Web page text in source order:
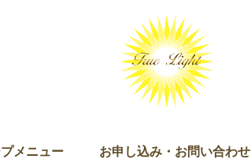
メニュー お申し込み・お問い合わせ